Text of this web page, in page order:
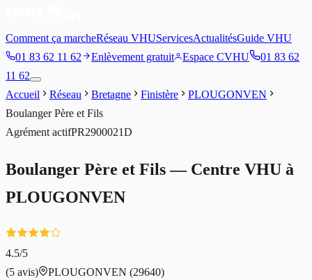
Comment ça marcheRéseau VHUServicesActualitésGuide VHU
01 83 62 11 62
Enlèvement gratuit Espace CVHU
01 83 62
11 62
Accueil
Réseau Bretagne Finistère
PLOUGONVEN
Boulanger Père et Fils
Agrément actifPR2900021D
Boulanger Père et Fils— Centre VHU à
PLOUGONVEN
4.5/5
(5 avis) PLOUGONVEN (29640)